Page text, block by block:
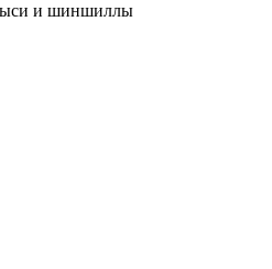
и шиншиллы